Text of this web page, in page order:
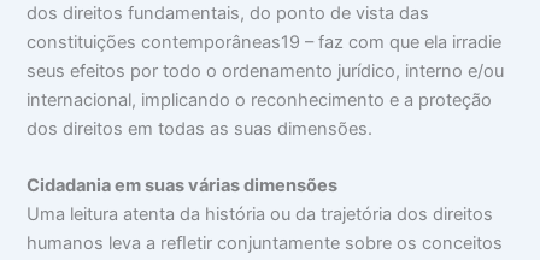
dos direitos fundamentais, do ponto de vista das
constituições contemporâneas19 – faz com que ela irradie
seus efeitos por todo o ordenamento jurídico, interno e/ou
internacional, implicando o reconhecimento e a proteção
dos direitos em todas as suas dimensões.
Cidadaniaem suas várias dimensões
Uma leitura atenta da história ou da trajetória dos direitos
humanos leva a reﬂetir conjuntamente sobre os conceitos